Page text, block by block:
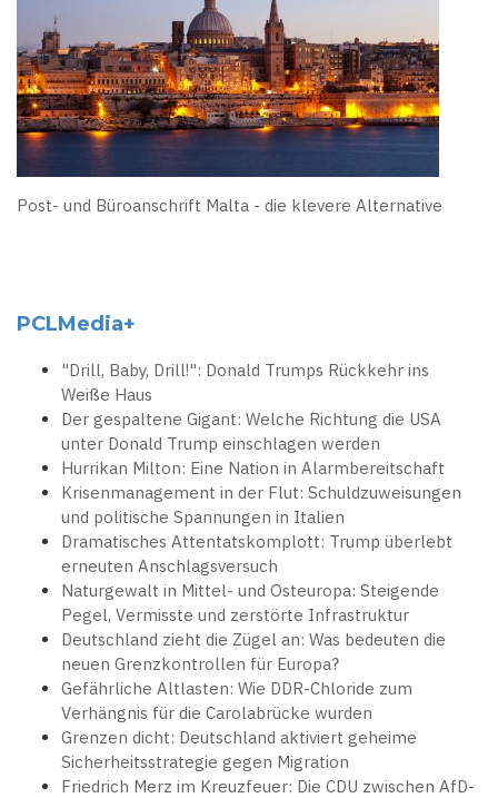
Post- und Büroanschrift Malta - die klevere Alternative
PCLMedia+
"Drill, Baby, Drill!": Donald Trumps Rückkehr ins
Weiße Haus
Der gespaltene Gigant: Welche Richtung die USA
unter Donald Trump einschlagen werden
Hurrikan Milton: Eine Nation in Alarmbereitschaft
Krisenmanagement in der Flut: Schuldzuweisungen
und politische Spannungen in Italien
Dramatisches Attentatskomplott: Trump überlebt
erneuten Anschlagsversuch
Naturgewalt in Mittel- und Osteuropa: Steigende
Pegel, Vermisste und zerstörte Infrastruktur
Deutschland zieht die Zügel an: Was bedeuten die
neuen Grenzkontrollen für Europa?
Gefährliche Altlasten: Wie DDR-Chloride zum
Verhängnis für die Carolabrücke wurden
Grenzen dicht: Deutschland aktiviert geheime
Sicherheitsstrategie gegen Migration
Friedrich Merz im Kreuzfeuer: Die CDU zwischen AfD-